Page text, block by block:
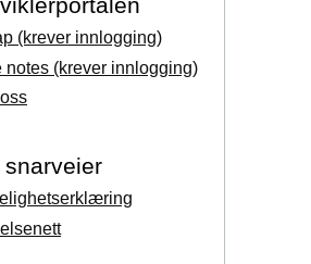
(krever innlogging)
notes (krever innlogging)
snarveier